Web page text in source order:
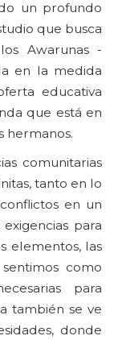
un profundo
que busca
Awarunas -
en la medida
educativa
que está en
hermanos.
comunitarias
tanto en lo
en un
para
elementos, las
como
para
también se ve
donde